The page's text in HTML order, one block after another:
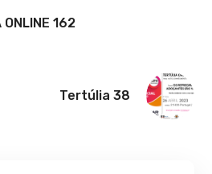
ONLINE 162
Tertúlia 38